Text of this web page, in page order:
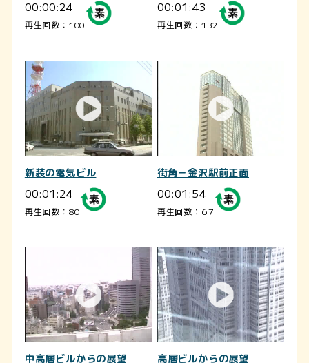
00:00:24
再生回数：100
00:01:43
再生回数：132
新装の電気ビル
00:01:24
再生回数：80
街角－金沢駅前正面
00:01:54
再生回数：67
中高層ビルからの展望 高層ビルからの展望